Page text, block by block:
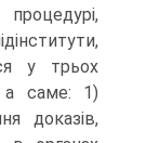
у трьох
а саме: 1)
доказів,